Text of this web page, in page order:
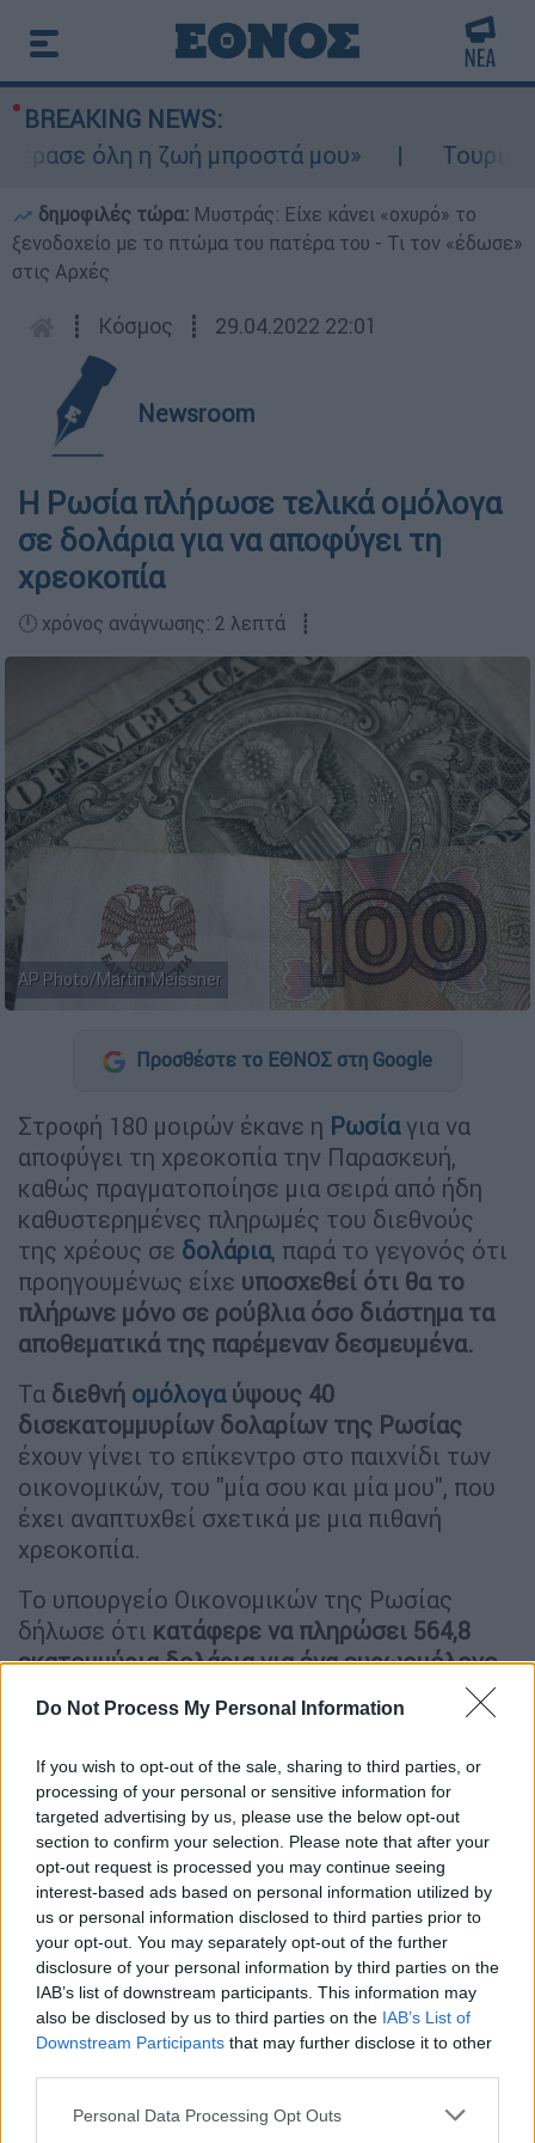
Do Not Process My Personal Information
If you wish to opt-out of the sale, sharing to third parties, or
processing of your personal or sensitive information for
targeted advertising by us, please use the below opt-out
section to confirm your selection. Please note that after your
opt-out request is processed you may continue seeing
interest-based ads based on personal information utilized by
us or personal information disclosed to third parties prior to
your opt-out. You may separately opt-out of the further
disclosure of your personal information by third parties on the
IAB’s list of downstream participants. This information may
also be disclosed by us to third parties on the IAB’s List of
Downstream Participants that may further disclose it to other
Please note that this website/app uses one or more Google
Personal Data Processing Opt Outs
BREAKING NEWS:
όλη η ζωή μπροστά μου»
Τουρισμός
δημοφιλές τώρα: Μυστράς: Είχε κάνει «οχυρό» το
ξενοδοχείο με το πτώμα του πατέρα του - Τι τον «έδωσε»
στις Αρχές
┋ Κόσμος ┋ 29.04.2022 22:01
Newsroom
Η Ρωσία πλήρωσε τελικά ομόλογα
σε δολάρια για να αποφύγει τη
χρεοκοπία
🕛 χρόνος ανάγνωσης: 2 λεπτά ┋
AP Photo/Martin Meissner
Προσθέστε το ΕΘΝΟΣ στη Google
Στροφή 180 μοιρών έκανε η Ρωσίαγια να
αποφύγει τη χρεοκοπία την Παρασκευή,
καθώς πραγματοποίησε μια σειρά από ήδη
καθυστερημένες πληρωμές του διεθνούς
της χρέους σε δολάρια, παρά το γεγονός ότι
προηγουμένως είχε υποσχεθεί ότι θα το
πλήρωνε μόνο σε ρούβλια όσο διάστημα τα
αποθεματικά της παρέμεναν δεσμευμένα.
Τα διεθνή ομόλογαύψους 40
δισεκατομμυρίων δολαρίων της Ρωσίας
έχουν γίνει το επίκεντρο στο παιχνίδι των
οικονομικών, του "μία σου και μία μου", που
έχει αναπτυχθεί σχετικά με μια πιθανή
χρεοκοπία.
Το υπουργείο Οικονομικών της Ρωσίας
δήλωσε ότι κατάφερε να πληρώσει 564,8
εκατομμύρια δολάρια για ένα ευρωομόλογο
του 2022 και 84,4 εκατομμύρια δολάρια για
ένα άλλο ομόλογο του 2042 σε δολάρια, ως
το νόμισμα που αναφέρεται στα ομόλογα.
Υψηλόβαθμος Αμερικανός αξιωματούχος
επιβεβαίωσε ότι η Μόσχα πραγματοποίησε
την πληρωμή χωρίς να κάνει χρήση των
αποθεματικών της που έχουν δεσμευθεί
στις Ηνωμένες Πολιτείες, αν και πρόσθεσε
ότι η ακριβής προέλευση τον κονδυλίων
είναι ασαφής.
ΔΙΑΒΑΣΤΕ ΕΠΙΣΗΣ
Κόσμος|29.04.2022 21:45